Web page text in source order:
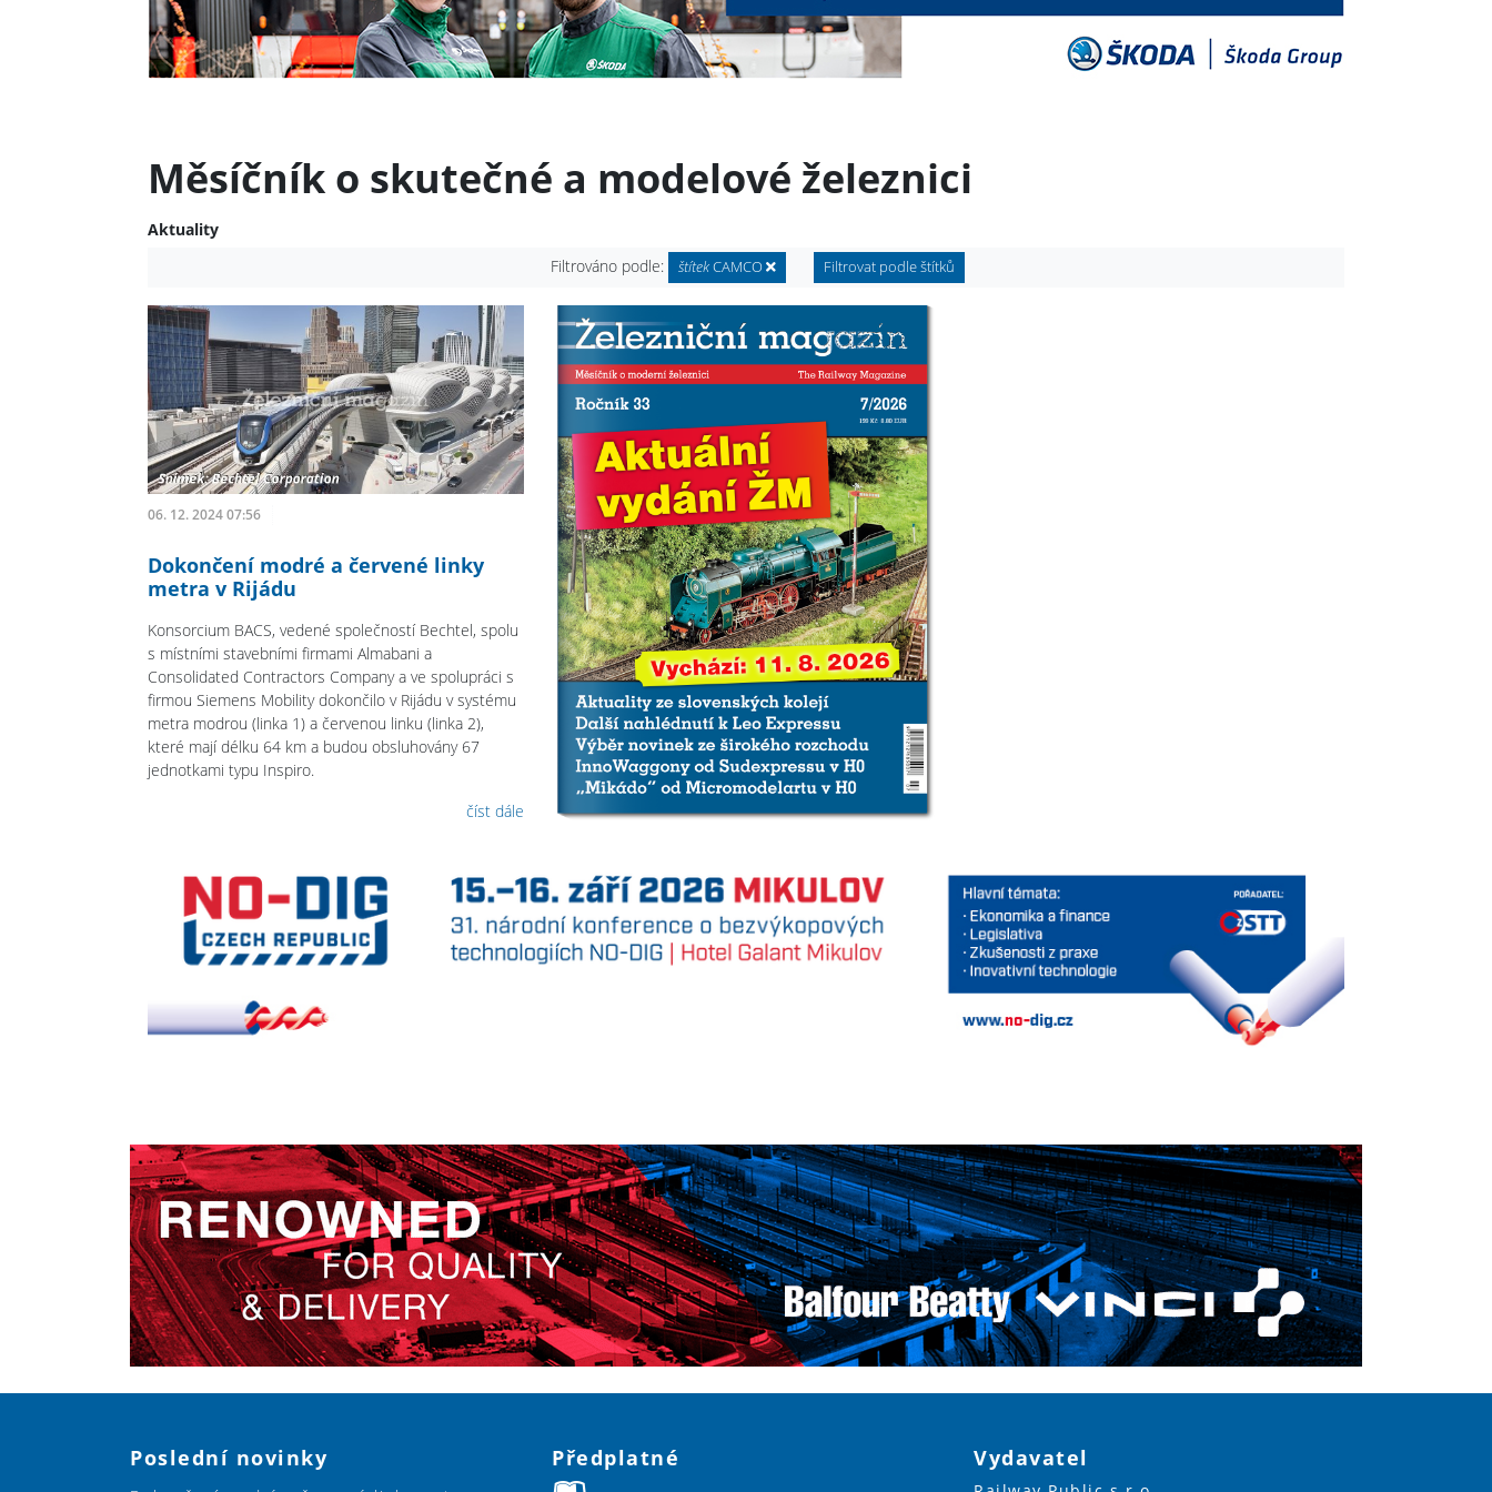
Měsíčník o skutečné a modelové železnici
Aktuality
Filtrováno podle:
štítekCAMCO Filtrovat podle štítků
06. 12. 2024 07:56
Dokončení modré a červené linky
metra v Rijádu
Konsorcium BACS, vedené společností Bechtel, spolu
s místními stavebními firmami Almabani a
Consolidated Contractors Company a ve spolupráci s
firmou Siemens Mobility dokončilo v Rijádu v systému
metra modrou (linka 1) a červenou linku (linka 2),
které mají délku 64 km a budou obsluhovány 67
jednotkami typu Inspiro.
číst dále
Poslední novinky Předplatné Vydavatel